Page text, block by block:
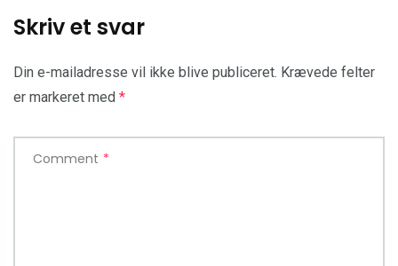
Skriv et svar
Din e-mailadresse vil ikke blive publiceret. Krævede felter
er markeret med *
Comment *